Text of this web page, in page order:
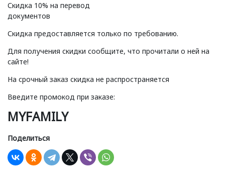
Скидка 10% на перевод
документов
Скидка предоставляется только по требованию.
Для получения скидки сообщите, что прочитали о ней на
сайте!
На срочный заказ скидка не распространяется
Введите промокод при заказе:
MYFAMILY
Поделиться